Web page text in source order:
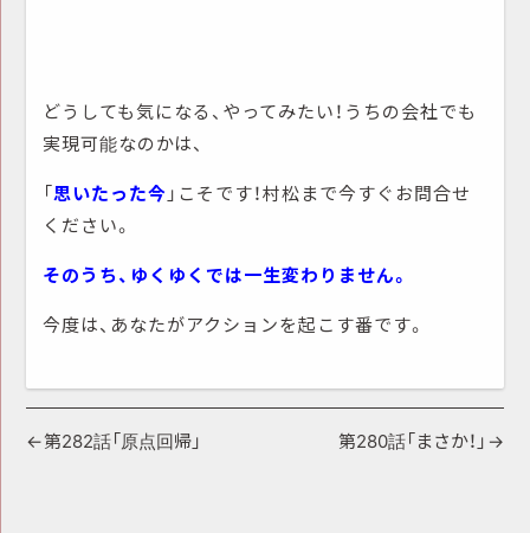
どうしても気になる、やってみたい！うちの会社でも
実現可能なのかは、
「思いたった今 」こそです！村松まで今すぐお問合せ
ください。
そのうち、ゆくゆくでは一生変わりません。
今度は、あなたがアクションを起こす番です。
投
第280話「まさか！」
第282話「原点回帰」